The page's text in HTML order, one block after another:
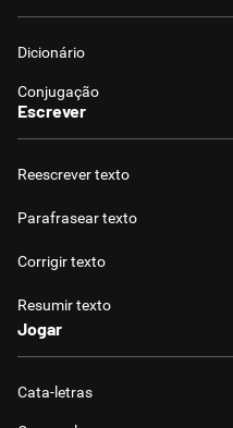
Dicionário
Conjugação
Escrever
Reescrever texto
Parafrasear texto
Corrigir texto
Resumir texto
Jogar
Cata-letras